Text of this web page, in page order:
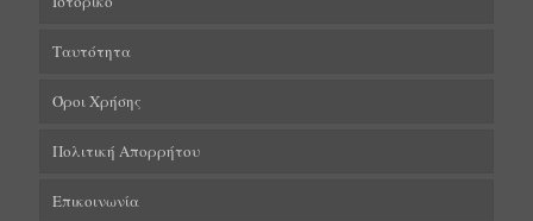
Ταυτότητα
Όροι Χρήσης
Πολιτική Απορρήτου
Επικοινωνία